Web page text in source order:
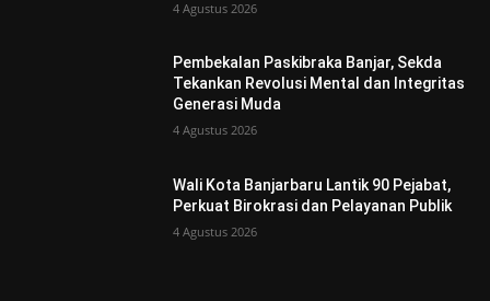
4 Agustus 2026
Pembekalan Paskibraka Banjar, Sekda
Tekankan Revolusi Mental dan Integritas
Generasi Muda
4 Agustus 2026
Wali Kota Banjarbaru Lantik 90 Pejabat,
Perkuat Birokrasi dan Pelayanan Publik
4 Agustus 2026